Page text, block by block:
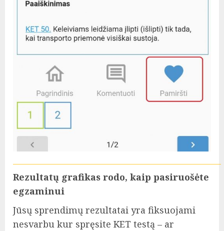
Rezultatų grafikas rodo, kaip pasiruošėte
egzaminui
Jūsų sprendimų rezultatai yra fiksuojami
nesvarbu kur spręsite KET testą – ar